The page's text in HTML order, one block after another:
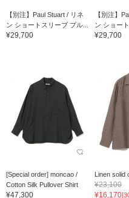
【別注】Paul Stuart / リネ
ン ショートスリーブ プル...
¥29,700
【別注】
ン ショー
¥29,700
[Special order] moncao /
Cotton Silk Pullover Shirt
¥47,300
Linen solid
¥23,100
¥16,170